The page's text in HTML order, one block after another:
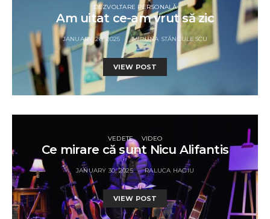
DEZVOLTARE PERSONALĂ
Am uitat ce-am vrut să zic
JANUARY 26, 2025 MIRUNA STĂNCULESCU
VIEW POST
VEDETE VIDEO
Ce mirare că sunt Nicu Alifantis
JANUARY 30, 2025 RALUCA HAGIU
VIEW POST